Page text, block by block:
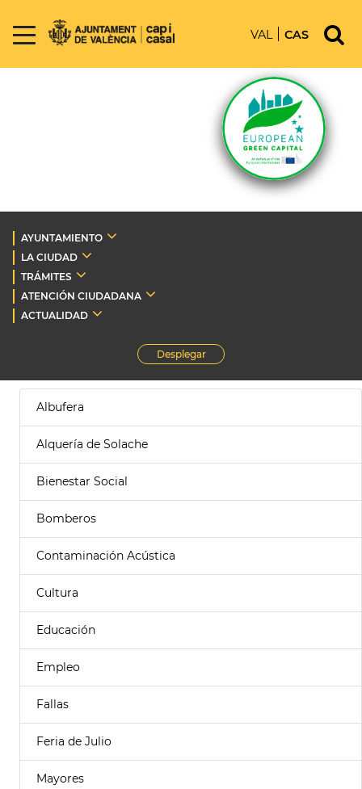
VAL CAS
AYUNTAMIENTO
LA CIUDAD
TRÁMITES
ATENCIÓN CIUDADANA
ACTUALIDAD
Desplegar
Albufera
Alquería de Solache
Bienestar Social
Bomberos
Contaminación Acústica
Cultura
Educación
Empleo
Fallas
Feria de Julio
Mayores